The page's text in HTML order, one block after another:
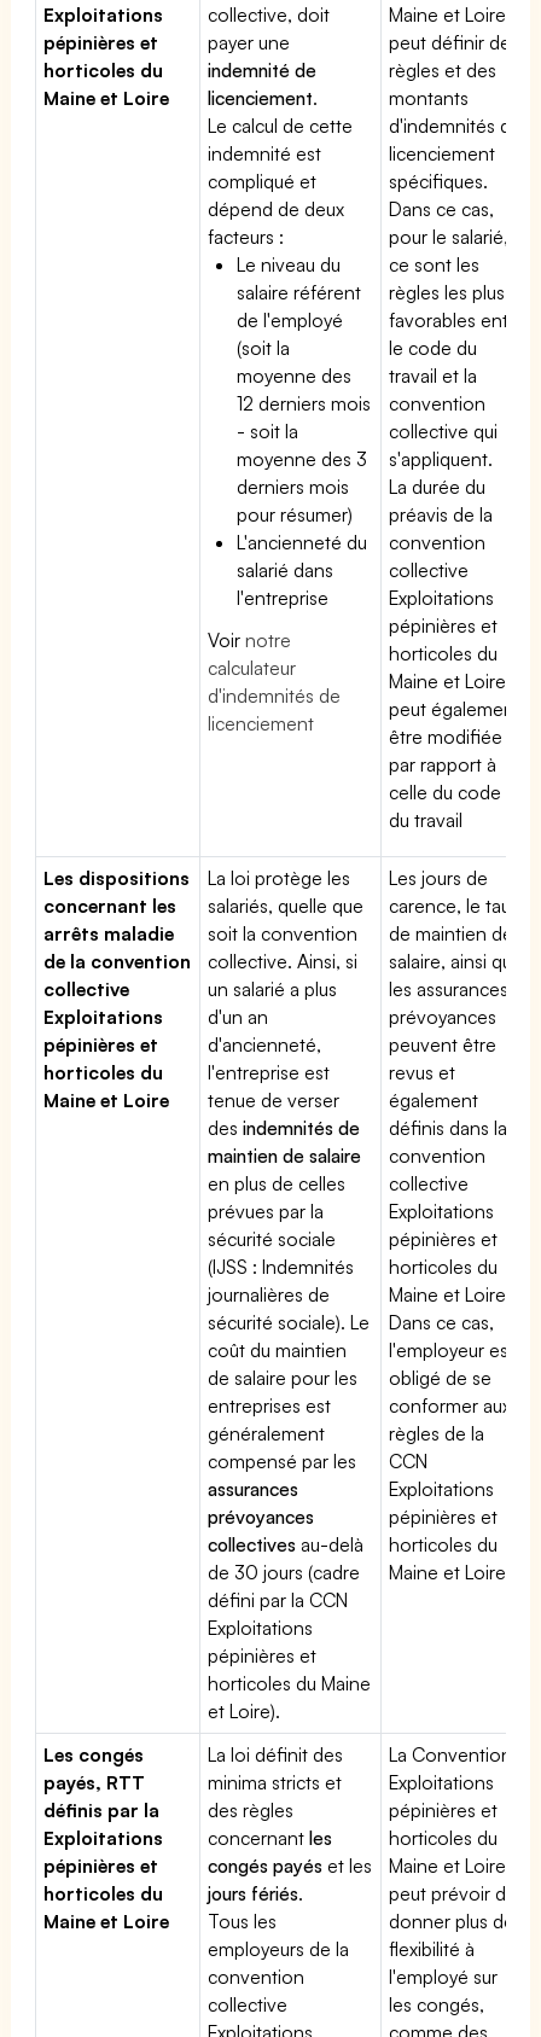
Exploitations
pépinières et
horticoles du
Maine et Loire
collective, doit
payer une
indemnité de
licenciement.
Le calcul de cette
indemnité est
compliqué et
dépend de deux
facteurs :
Le niveau du
salaire référent
de l'employé
(soit la
moyenne des
12 derniers mois
- soit la
moyenne des 3
derniers mois
pour résumer)
L'ancienneté du
salarié dans
l'entreprise
Voirnotre
calculateur
d'indemnités de
licenciement
Maine et Loire
peut définir des
règles et des
montants
d'indemnités de
licenciement
spécifiques.
Dans ce cas,
pour le salarié,
ce sont les
règles les plus
favorables entre
le code du
travail et la
convention
collective qui
s'appliquent.
La durée du
préavis de la
convention
collective
Exploitations
pépinières et
horticoles du
Maine et Loire
peut également
être modifiée
par rapport à
celle du code
du travail
Les dispositions
concernant les
arrêts maladie
de la convention
collective
Exploitations
pépinières et
horticoles du
Maine et Loire
La loi protège les
salariés, quelle que
soit la convention
collective. Ainsi, si
un salarié a plus
d'un an
d'ancienneté,
l'entreprise est
tenue de verser
desindemnités de
maintien de salaire
en plus de celles
prévues par la
sécurité sociale
(IJSS : Indemnités
journalières de
sécurité sociale). Le
coût du maintien
de salaire pour les
entreprises est
généralement
compensé par les
assurances
prévoyances
collectives au-delà
de 30 jours (cadre
défini par la CCN
Exploitations
pépinières et
horticoles du Maine
et Loire).
Les jours de
carence, le taux
de maintien de
salaire, ainsi que
les assurances
prévoyances
peuvent être
revus et
également
définis dans la
convention
collective
Exploitations
pépinières et
horticoles du
Maine et Loire.
Dans ce cas,
l'employeur est
obligé de se
conformer aux
règles de la
CCN
Exploitations
pépinières et
horticoles du
Maine et Loire
Les congés
payés, RTT
définis par la
Exploitations
pépinières et
horticoles du
Maine et Loire
La loi définit des
minima stricts et
des règles
concernantles
congés payés et les
jours fériés.
Tous les
employeurs de la
convention
collective
Exploitations
La Convention
Exploitations
pépinières et
horticoles du
Maine et Loire
peut prévoir de
donner plus de
flexibilité à
l'employé sur
les congés,
comme des